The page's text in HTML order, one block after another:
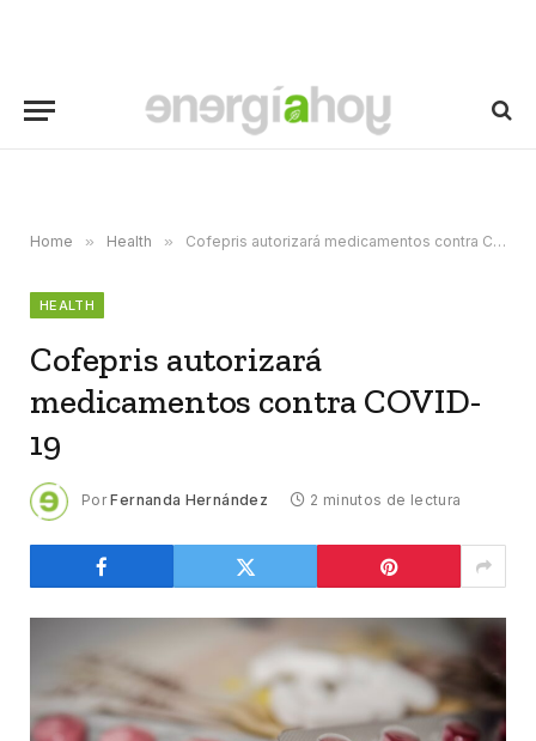
Home » Health » Cofepris autorizará medicamentos contra COVID-19
HEALTH
Cofepris autorizará
medicamentos contra COVID-
19
Por Fernanda Hernández 2 minutos de lectura